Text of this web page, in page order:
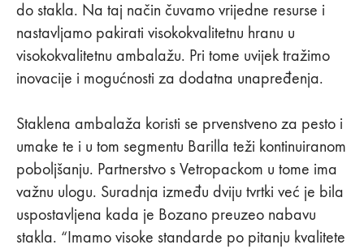
do stakla. Na taj način čuvamo vrijedne resurse i
nastavljamo pakirati visokokvalitetnu hranu u
visokokvalitetnu ambalažu. Pri tome uvijek tražimo
inovacije i mogućnosti za dodatna unapređenja.
Staklena ambalaža koristi se prvenstveno za pesto i
umake te i u tom segmentu Barilla teži kontinuiranom
poboljšanju. Partnerstvo s Vetropackom u tome ima
važnu ulogu. Suradnja između dviju tvrtki već je bila
uspostavljena kada je Bozano preuzeo nabavu
stakla. “Imamo visoke standarde po pitanju kvalitete